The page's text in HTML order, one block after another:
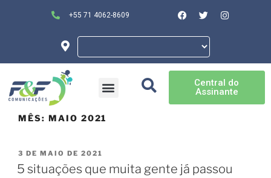
+55 71 4062-8609
Central do
Assinante
MÊS: MAIO 2021
3 DE MAIO DE 2021
5 situações que muita gente já passou